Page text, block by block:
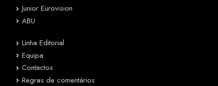
Junior Eurovision
ABU
Linha Editorial
Equipa
Contactos
Regras de comentários